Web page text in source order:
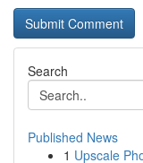
Search
Published News
1 Upscale